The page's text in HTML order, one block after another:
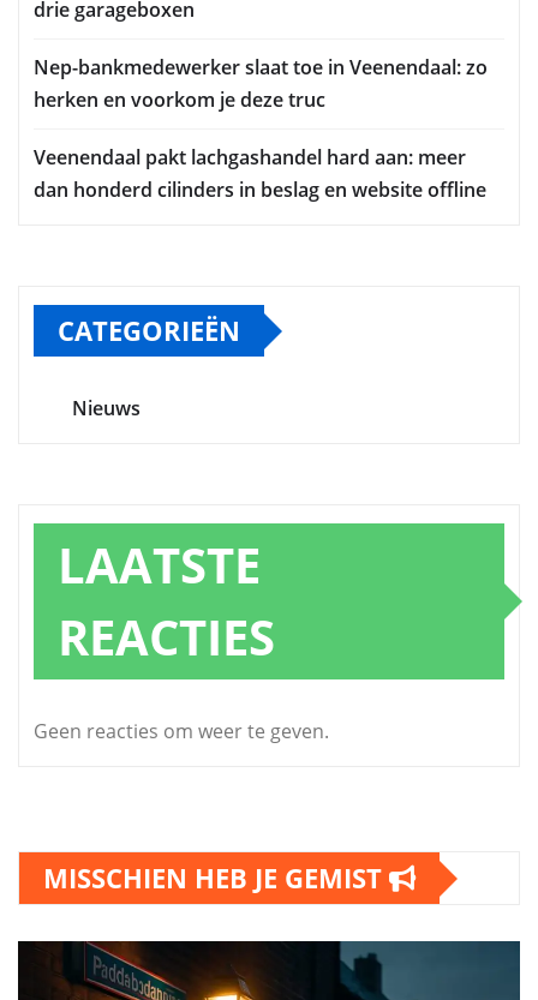
drie garageboxen
Nep-bankmedewerker slaat toe in Veenendaal: zo
herken en voorkom je deze truc
Veenendaal pakt lachgashandel hard aan: meer
dan honderd cilinders in beslag en website offline
CATEGORIEËN
Nieuws
LAATSTE
REACTIES
Geen reacties om weer te geven.
MISSCHIEN HEB JE GEMIST